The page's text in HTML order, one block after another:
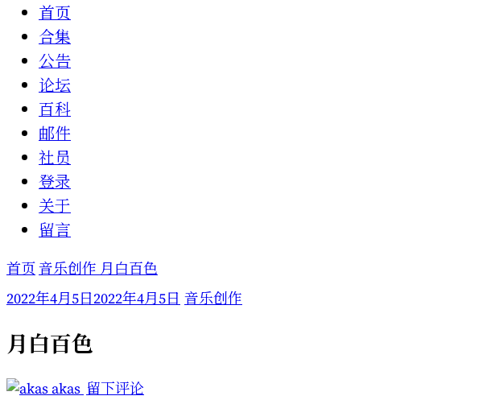
首页
合集
公告
论坛
百科
邮件
社员
登录
关于
留言
首页音乐创作 月白百色
2022年4月5日2022年4月5日 音乐创作
月白百色
akas 于
留下评论